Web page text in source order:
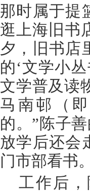
那时属于提
逛上海旧书
夕，旧书店
的‘文学小
文学普及读
马南邨（
的。”陈子
放学后还会
门市部看书
工作后